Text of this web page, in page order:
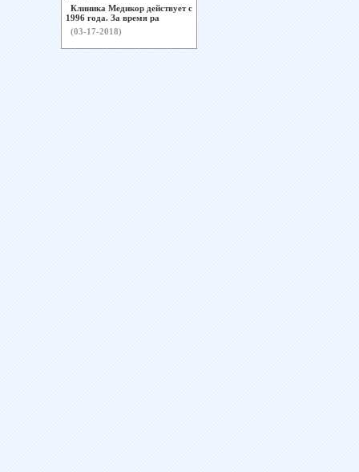
Клиника Медикор действует с
1996 года. За время ра
(03-17-2018)